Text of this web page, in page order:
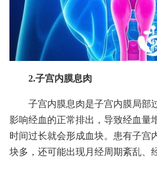
2.子宫内膜息肉
子宫内膜息肉是子宫内膜局部
影响经血的正常排出，导致经血量
时间过长就会形成血块。患有子宫
块多，还可能出现月经周期紊乱、